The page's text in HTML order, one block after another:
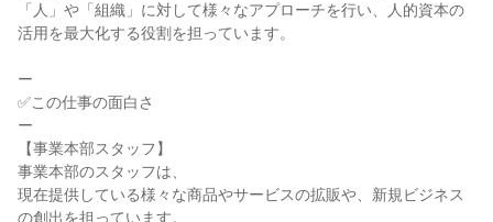
「人」や「組織」に対して様々なアプローチを行い、人的資本の
活用を最大化する役割を担っています。
ー
✅この仕事の面白さ
ー
【事業本部スタッフ】
事業本部のスタッフは、
現在提供している様々な商品やサービスの拡販や、新規ビジネス
の創出を担っています。